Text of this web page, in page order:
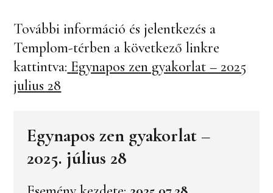
További információ és jelentkezés a
Templom-térben a következő linkre
kattintva: Egynapos zen gyakorlat – 2025
julius 28
Egynapos zen gyakorlat –
2025. július 28